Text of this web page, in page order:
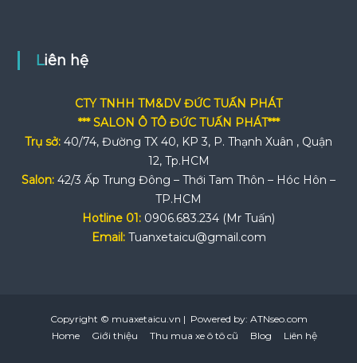
Liên hệ
CTY TNHH TM&DV ĐỨC TUẤN PHÁT
*** SALON Ô TÔ ĐỨC TUẤN PHÁT***
Trụ sở: 40/74, Đường TX 40, KP 3, P. Thạnh Xuân , Quận
12, Tp.HCM
Salon: 42/3 Ấp Trung Đông – Thới Tam Thôn – Hóc Hôn –
TP.HCM
Hotline 01: 0906.683.234 (Mr Tuấn)
Email: Tuanxetaicu@gmail.com
Copyright © muaxetaicu.vn | Powered by: ATNseo.com
Home
Giới thiệu Thu mua xe ô tô cũ Blog Liên hệ